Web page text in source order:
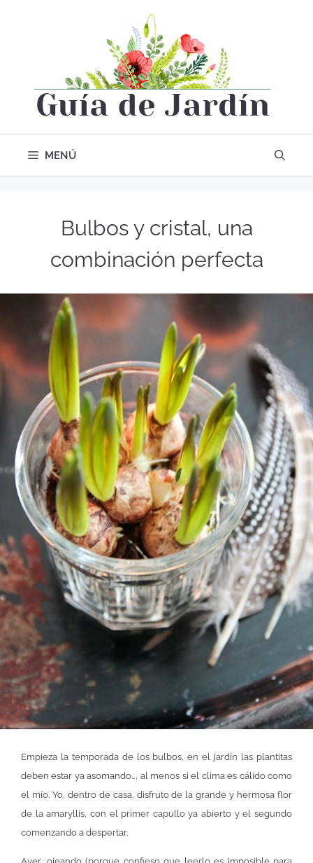
MENÚ
Bulbos y cristal, una
combinación perfecta
Empieza la temporada de los bulbos, en el jardín las plantitas
deben estar ya asomando…, al menos si el clima es cálido como
el mío. Yo, dentro de casa, disfruto de la grande y hermosa flor
de la amaryllis, con el primer capullo ya abierto y el segundo
comenzando a despertar.